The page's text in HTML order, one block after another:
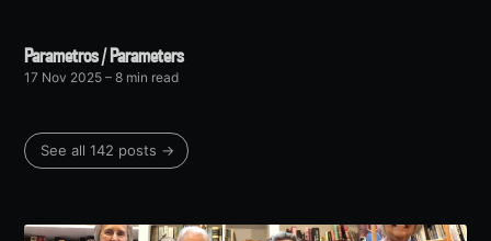
Parametros / Parameters
17 Nov 2025 – 8 min read
See all 142 posts →